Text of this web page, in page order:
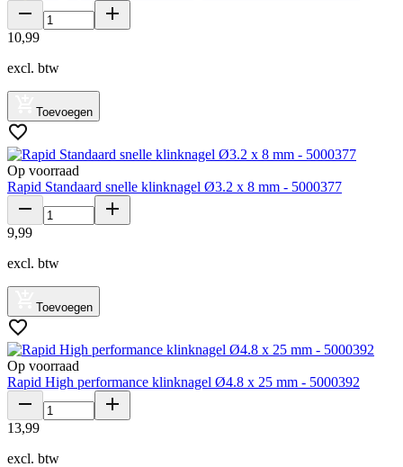
10,99
excl. btw
Toevoegen
Op voorraad
Rapid Standaard snelle klinknagel Ø3.2 x 8 mm - 5000377
9,99
excl. btw
Toevoegen
Op voorraad
Rapid High performance klinknagel Ø4.8 x 25 mm - 5000392
13,99
excl. btw